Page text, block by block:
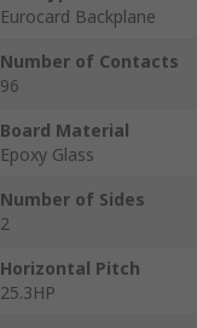
Eurocard Backplane
Number of Contacts
96
Board Material
Epoxy Glass
Number of Sides
2
Horizontal Pitch
25.3HP